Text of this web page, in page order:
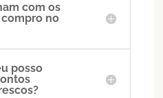
com os
no
posso